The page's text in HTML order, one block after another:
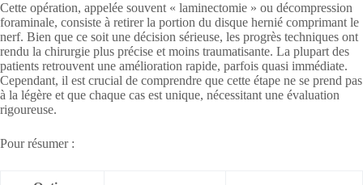
Cette opération, appelée souvent « laminectomie » ou décompression
foraminale, consiste à retirer la portion du disque hernié comprimant le
nerf. Bien que ce soit une décision sérieuse, les progrès techniques ont
rendu la chirurgie plus précise et moins traumatisante. La plupart des
patients retrouvent une amélioration rapide, parfois quasi immédiate.
Cependant, il est crucial de comprendre que cette étape ne se prend pas
à la légère et que chaque cas est unique, nécessitant une évaluation
rigoureuse.
Pour résumer :